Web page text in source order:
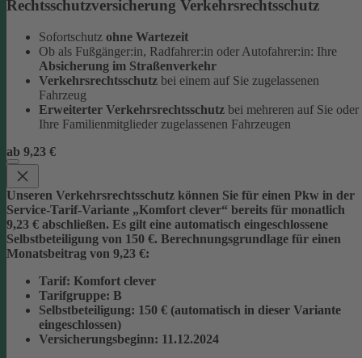
Rechtsschutzversicherung Verkehrsrechtsschutz
Sofortschutz ohne Wartezeit
Ob als Fußgänger:in, Radfahrer:in oder Autofahrer:in: Ihre
Absicherung im Straßenverkehr
Verkehrsrechtsschutz bei einem auf Sie zugelassenen
Fahrzeug
Erweiterter Verkehrsrechtsschutz bei mehreren auf Sie oder
Ihre Familienmitglieder zugelassenen Fahrzeugen
ab 9,23 €
Unseren Verkehrsrechtsschutz können Sie für einen Pkw in der
Service-Tarif-Variante „Komfort clever“ bereits für monatlich
9,23 € abschließen. Es gilt eine automatisch eingeschlossene
Selbstbeteiligung von 150 €. Berechnungsgrundlage für einen
Monatsbeitrag von 9,23 €:
Tarif: Komfort clever
Tarifgruppe: B
Selbstbeteiligung: 150 € (automatisch in dieser Variante
eingeschlossen)
Versicherungsbeginn: 11.12.2024